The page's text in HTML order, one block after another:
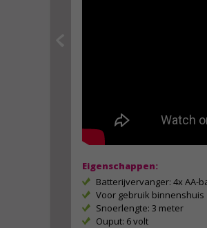
Eigenschappen:
Batterijvervanger: 4x AA-
Voor gebruik binnenshuis
Snoerlengte: 3 meter
Ouput: 6 volt